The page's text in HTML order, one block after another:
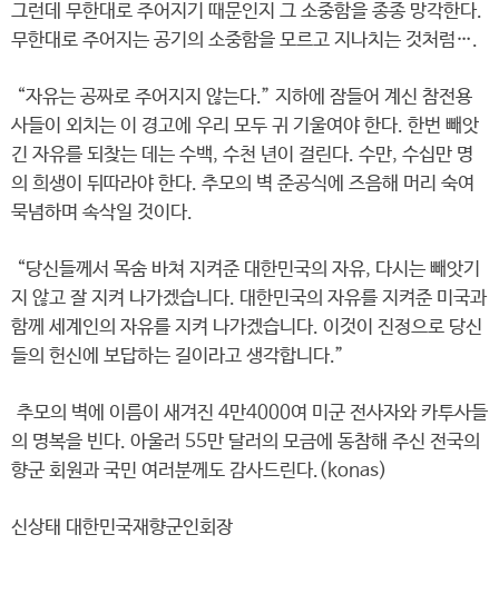
그런데 무한대로 주어지기 때문인지 그 소중함을 종종 망각한다.
무한대로 주어지는 공기의 소중함을 모르고 지나치는 것처럼….
“자유는 공짜로 주어지지 않는다.” 지하에 잠들어 계신 참전용
사들이 외치는 이 경고에 우리 모두 귀 기울여야 한다. 한번 빼앗
긴 자유를 되찾는 데는 수백, 수천 년이 걸린다. 수만, 수십만 명
의 희생이 뒤따라야 한다. 추모의 벽 준공식에 즈음해 머리 숙여
묵념하며 속삭일 것이다.
“당신들께서 목숨 바쳐 지켜준 대한민국의 자유, 다시는 빼앗기
지 않고 잘 지켜 나가겠습니다. 대한민국의 자유를 지켜준 미국과
함께 세계인의 자유를 지켜 나가겠습니다. 이것이 진정으로 당신
들의 헌신에 보답하는 길이라고 생각합니다.”
추모의 벽에 이름이 새겨진 4만4000여 미군 전사자와 카투사들
의 명복을 빈다. 아울러 55만 달러의 모금에 동참해 주신 전국의
향군 회원과 국민 여러분께도 감사드린다.(konas)
신상태 대한민국재향군인회장